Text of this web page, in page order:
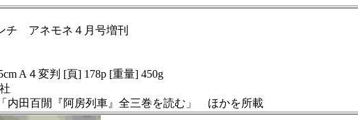
チ アネモネ４月号増刊
A４変判 [頁] 178p [重量] 450g
「内田百閒『阿房列車』全三巻を読む」 ほかを所載